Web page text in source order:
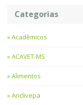
Categorias
Acadêmicos
ACAVET-MS
Alimentos
Anclivepa